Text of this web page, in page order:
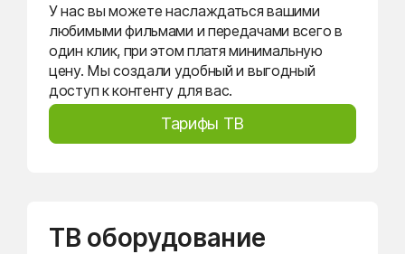
У нас вы можете наслаждаться вашими
любимыми фильмами и передачами всего в
один клик, при этом платя минимальную
цену. Мы создали удобный и выгодный
доступ к контенту для вас.
Тарифы ТВ
ТВ оборудование